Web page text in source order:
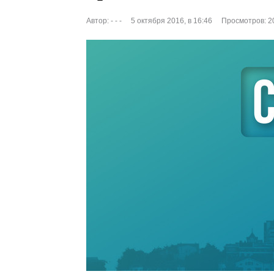
Автор: - - - 5 октября 2016, в 16:46 Просмотров: